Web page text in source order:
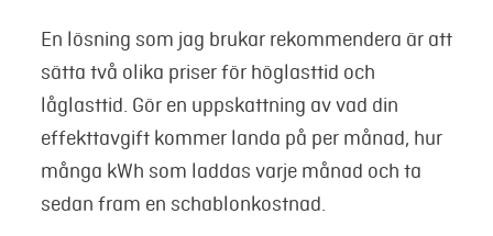
En lösning som jag brukar rekommendera är att
sätta två olika priser för höglasttid och
låglasttid. Gör en uppskattning av vad din
effekttavgift kommer landa på per månad, hur
många kWh som laddas varje månad och ta
sedan fram en schablonkostnad.